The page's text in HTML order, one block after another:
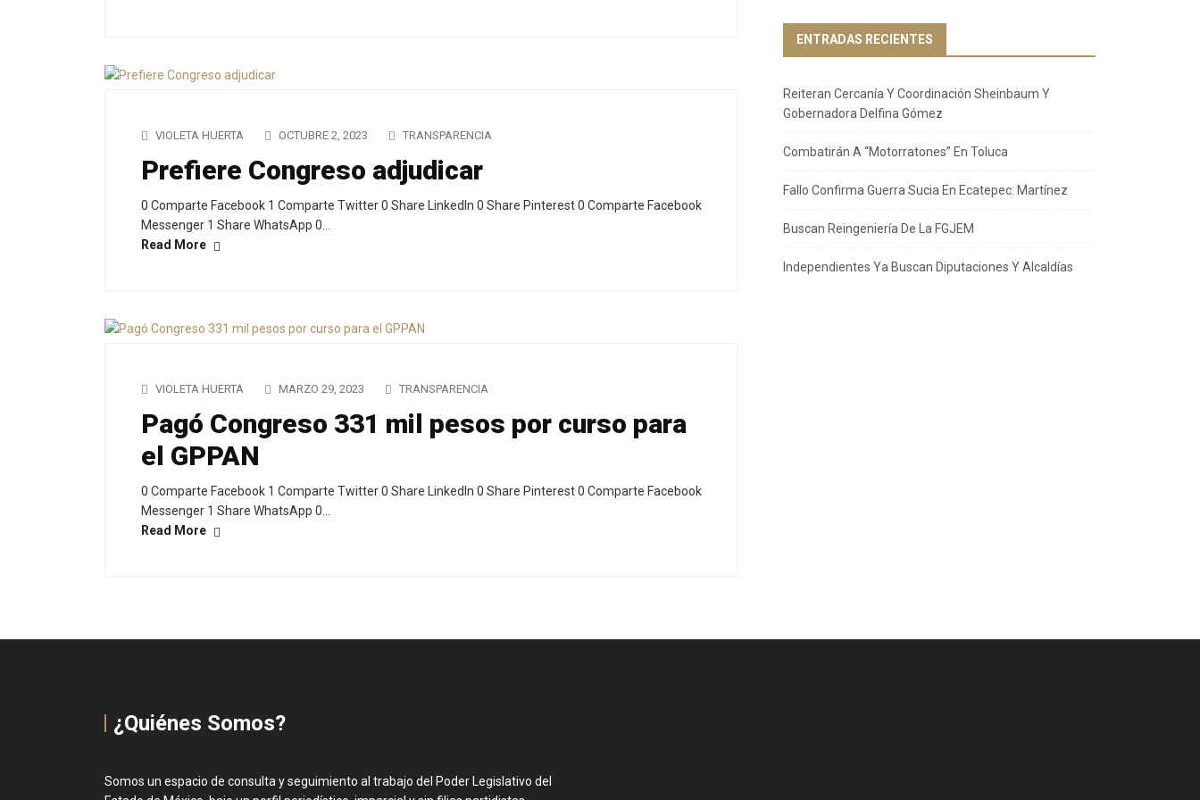
VIOLETA HUERTA OCTUBRE 2, 2023 TRANSPARENCIA
Prefiere Congreso adjudicar
0 Comparte Facebook 1 Comparte Twitter 0 Share LinkedIn 0 Share Pinterest 0 Comparte Facebook
Messenger 1 Share WhatsApp 0…
Read More
VIOLETA HUERTA MARZO 29, 2023 TRANSPARENCIA
Pagó Congreso 331 mil pesos por curso para
el GPPAN
0 Comparte Facebook 1 Comparte Twitter 0 Share LinkedIn 0 Share Pinterest 0 Comparte Facebook
Messenger 1 Share WhatsApp 0…
Read More
ENTRADAS RECIENTES
Reiteran Cercanía Y Coordinación Sheinbaum Y
Gobernadora Delfina Gómez
Combatirán A “Motorratones” En Toluca
Fallo Confirma Guerra Sucia En Ecatepec: Martínez
Buscan Reingeniería De La FGJEM
Independientes Ya Buscan Diputaciones Y Alcaldías
¿Quiénes Somos?
Somos un espacio de consulta y seguimiento al trabajo del Poder Legislativo del